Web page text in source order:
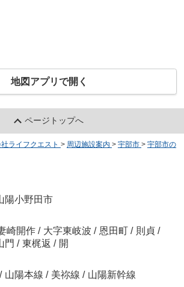
地図アプリで開く
ページトップへ
ライフクエスト > 周辺施設案内 > 宇部市 > 宇部市の
陽小野田市
崎開作 / 大字東岐波 / 恩田町 / 則貞 /
門 / 東梶返 / 開
/ 山陽本線 / 美祢線 / 山陽新幹線